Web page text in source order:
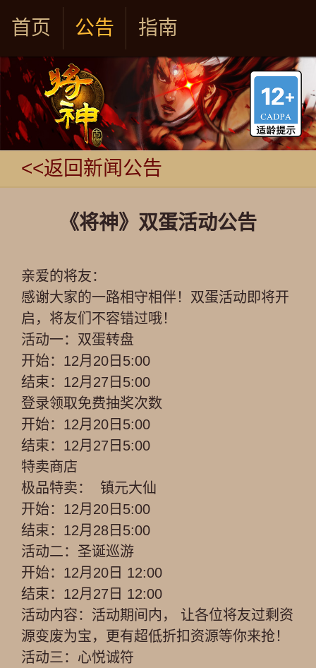
首页 公告 指南
<<返回新闻公告
《将神》双蛋活动公告
亲爱的将友：
感谢大家的一路相守相伴！双蛋活动即将开
启，将友们不容错过哦！
活动一：双蛋转盘
开始：12月20日5:00
结束：12月27日5:00
登录领取免费抽奖次数
开始：12月20日5:00
结束：12月27日5:00
特卖商店
极品特卖： 镇元大仙
开始：12月20日5:00
结束：12月28日5:00
活动二：圣诞巡游
开始：12月20日 12:00
结束：12月27日 12:00
活动内容：活动期间内， 让各位将友过剩资
源变废为宝，更有超低折扣资源等你来抢！
活动三：心悦诚符